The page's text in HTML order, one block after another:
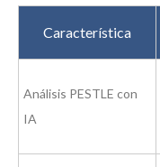
Característica
Análisis PESTLE con
IA